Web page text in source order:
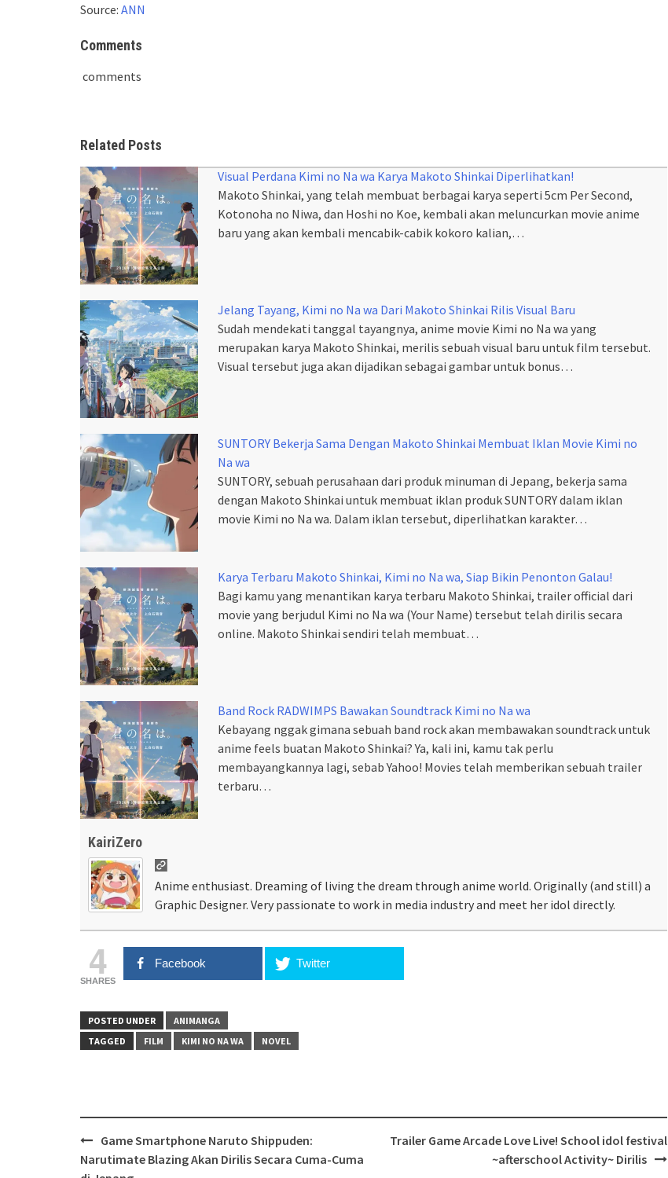
Source: ANN
Comments
comments
Related Posts
Visual Perdana Kimi no Na wa Karya Makoto Shinkai Diperlihatkan!
Makoto Shinkai, yang telah membuat berbagai karya seperti 5cm Per Second,
Kotonoha no Niwa, dan Hoshi no Koe, kembali akan meluncurkan movie anime
baru yang akan kembali mencabik-cabik kokoro kalian,…
Jelang Tayang, Kimi no Na wa Dari Makoto Shinkai Rilis Visual Baru
Sudah mendekati tanggal tayangnya, anime movie Kimi no Na wa yang
merupakan karya Makoto Shinkai, merilis sebuah visual baru untuk film tersebut.
Visual tersebut juga akan dijadikan sebagai gambar untuk bonus…
SUNTORY Bekerja Sama Dengan Makoto Shinkai Membuat Iklan Movie Kimi no
Na wa
SUNTORY, sebuah perusahaan dari produk minuman di Jepang, bekerja sama
dengan Makoto Shinkai untuk membuat iklan produk SUNTORY dalam iklan
movie Kimi no Na wa. Dalam iklan tersebut, diperlihatkan karakter…
Karya Terbaru Makoto Shinkai, Kimi no Na wa, Siap Bikin Penonton Galau!
Bagi kamu yang menantikan karya terbaru Makoto Shinkai, trailer official dari
movie yang berjudul Kimi no Na wa (Your Name) tersebut telah dirilis secara
online. Makoto Shinkai sendiri telah membuat…
Band Rock RADWIMPS Bawakan Soundtrack Kimi no Na wa
Kebayang nggak gimana sebuah band rock akan membawakan soundtrack untuk
anime feels buatan Makoto Shinkai? Ya, kali ini, kamu tak perlu
membayangkannya lagi, sebab Yahoo! Movies telah memberikan sebuah trailer
terbaru…
KairiZero
Anime enthusiast. Dreaming of living the dream through anime world. Originally (and still) a
Graphic Designer. Very passionate to work in media industry and meet her idol directly.
4
SHARES
Facebook Twitter
POSTED UNDER
ANIMANGA
TAGGED
FILM KIMI NO NA WA NOVEL
Post
navigation
Game Smartphone Naruto Shippuden:
Narutimate Blazing Akan Dirilis Secara Cuma-Cuma
Trailer Game Arcade Love Live! School idol festival
~afterschool Activity~ Dirilis